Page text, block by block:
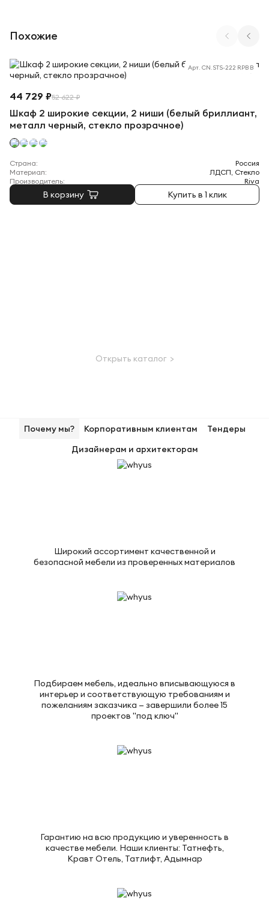
Похожие
Арт. CN.STS-222 RPB B
Шкаф 2 широкие секции, 2 ниши (белый бриллиант,
металл черный, стекло прозрачное)
44 729 ₽52 622 ₽
В корзину Купить в 1 клик
Страна:
Россия
Материал:
ЛДСП, Стекло
Производитель:
Riva
Открыть каталог >
Почему мы? Корпоративным клиентам
Тендеры
Дизайнерам и архитекторам
Широкий ассортимент качественной и
безопасной мебели из проверенных материалов
Подбираем мебель, идеально вписывающуюся в
интерьер и соответствующую требованиям и
пожеланиям заказчика — завершили более 15
проектов "под ключ"
Гарантию на всю продукцию и уверенность в
качестве мебели. Наши клиенты: Татнефть,
Кравт Отель, Татлифт, Адымнар